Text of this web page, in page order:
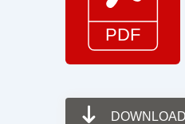
DOWNLOAD